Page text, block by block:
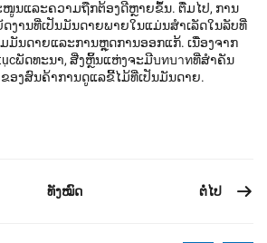
ນແລະຄວາມຖືກຕ້ອງດີຫຼາຍຂຶ້ນ. ຕື່ມໄປ, ການ
ງານທີ່ເປັນມັນດາຍພາຍໃນແມ່ນສຳເລັດໃນລັບທີ່
ນດາຍແລະການຫຼຸດການອອກແກ້. ເນື່ອງຈາກ
ພັດທະນາ, ສີ່ງຫຼິ້ນແຫ່ງຈະມີบทบาทທີ່ສຳຄັນ
ອງສົນຄ້າການດູແລຂີ້ໄມ້ທີ່ເປັນມັນດາຍ.
ທັງໝົດ ຕໍ່ໄປ